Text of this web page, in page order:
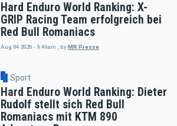
Hard Enduro World Ranking: X-
GRIP Racing Team erfolgreich bei
Red Bull Romaniacs
Aug 04 2026 - 9:46am byMR Presse
Sport
Hard Enduro World Ranking: Dieter
Rudolf stellt sich Red Bull
Romaniacs mit KTM 890